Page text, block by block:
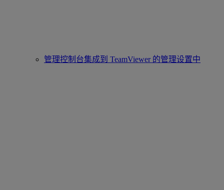
管理控制台集成到 TeamViewer 的管理设置中